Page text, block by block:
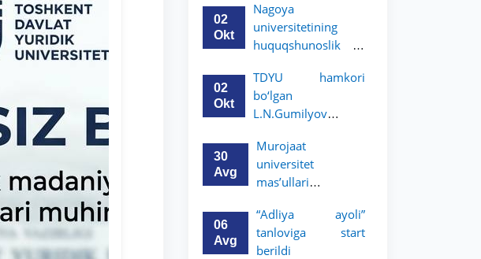
akademik mobillik
dasturini e’lon qildi
02
Okt
Nagoya
universitetining
huquqshunoslik va
boʻyicha
magistratura dasturi
stipendiyasiga
qilish boshlandi
02
Okt
TDYU hamkori
bo‘lgan
L.N.Gumilyov
Yevroosiyo milliy
universiteti 2-3-kurs
talabalari uchun
dasturini e’lon qiladi
30
Avg
Murojaat
universitet
mas’ullari
chiqilmoqda
06
Avg
“Adliya ayoli”
tanloviga start
berildi